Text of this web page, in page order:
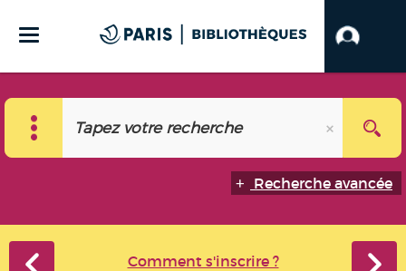
Recherche avancée
Comment s'inscrire ?